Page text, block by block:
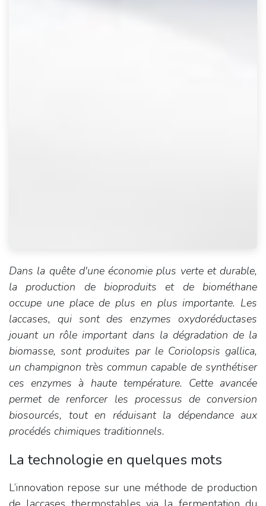
Dans la quête d'une économie plus verte et durable,
la production de bioproduits et de biométhane
occupe une place de plus en plus importante. Les
laccases, qui sont des enzymes oxydoréductases
jouant un rôle important dans la dégradation de la
biomasse, sont produites par le Coriolopsis gallica,
un champignon très commun capable de synthétiser
ces enzymes à haute température. Cette avancée
permet de renforcer les processus de conversion
biosourcés, tout en réduisant la dépendance aux
procédés chimiques traditionnels.
La technologie en quelques mots
L’innovation repose sur une méthode de production